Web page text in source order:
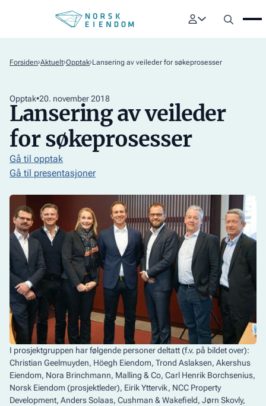
Forsiden Aktuelt Opptak Lansering av veileder for søkeprosesser
Opptak•20. november 2018
Lansering av veileder
for søkeprosesser
Gå til opptak
Gå til presentasjoner
I prosjektgruppen har følgende personer deltatt (f.v. på bildet over):
Christian Geelmuyden, Höegh Eiendom, Trond Aslaksen, Akershus
Eiendom, Nora Brinchmann, Malling & Co, Carl Henrik Borchsenius,
Norsk Eiendom (prosjektleder), Eirik Yttervik, NCC Property
Development, Anders Solaas, Cushman & Wakefield, Jørn Skovly,